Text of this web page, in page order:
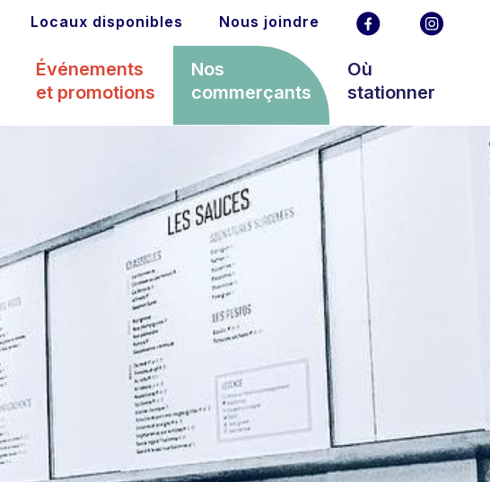
Locaux disponibles Nous joindre
Événements
et promotions
Nos
commerçants
Où
stationner